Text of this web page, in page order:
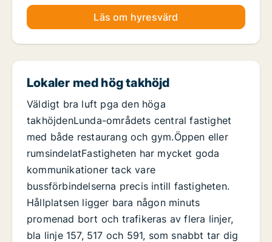
Läs om hyresvärd
Lokaler med hög takhöjd
Väldigt bra luft pga den höga
takhöjdenLunda-områdets central fastighet
med både restaurang och gym.Öppen eller
rumsindelatFastigheten har mycket goda
kommunikationer tack vare
bussförbindelserna precis intill fastigheten.
Hållplatsen ligger bara någon minuts
promenad bort och trafikeras av flera linjer,
bla linje 157, 517 och 591, som snabbt tar dig